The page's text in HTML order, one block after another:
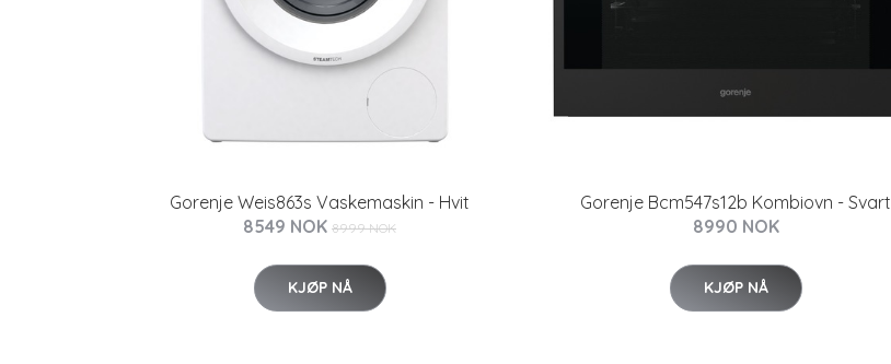
Gorenje Weis863s Vaskemaskin - Hvit
8549 NOK 8999 NOK
KJØP NÅ
Gorenje Bcm547s12b Kombiovn - Svart
8990 NOK
KJØP NÅ